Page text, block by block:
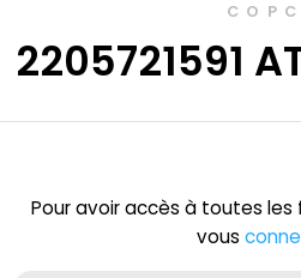
2205721591
Pour avoir accès à toutes les
vous